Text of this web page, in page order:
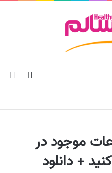
skin
موجود در
+ دانلود